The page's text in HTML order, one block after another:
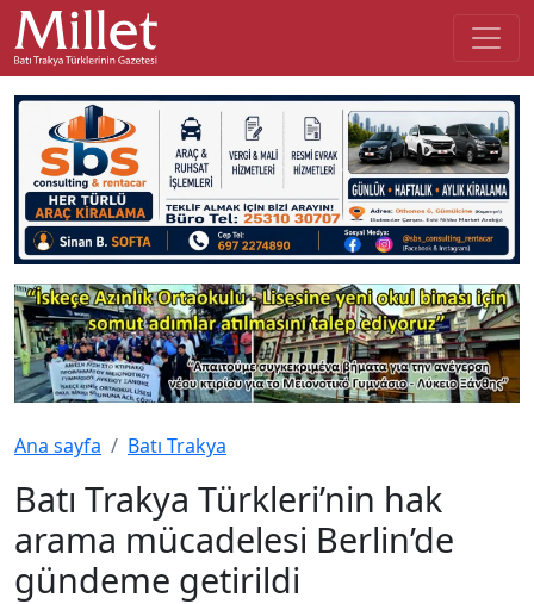
Ana sayfa Batı Trakya
Batı Trakya Türkleri’nin hak
arama mücadelesi Berlin’de
gündeme getirildi